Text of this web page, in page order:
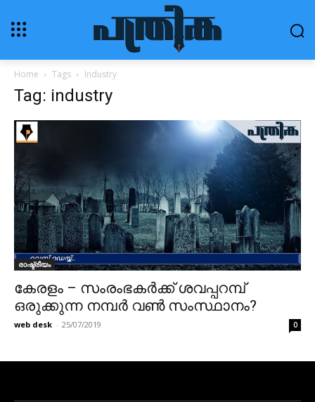
Home Tags Industry
Tag: industry
രാഷ്ട്രീയം
കേരളം – സംരംഭകര്‍ക്ക് ശവപ്പറമ്പ്
ഒരുക്കുന്ന നമ്പര്‍ വണ്‍ സംസ്ഥാനം?
web desk - 25/07/2019 0